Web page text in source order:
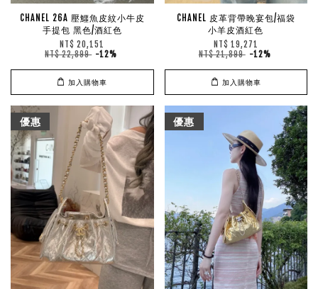
CHANEL 26A 壓鱷魚皮紋小牛皮
手提包 黑色/酒紅色
NT$ 20,151
NT$ 22,899 -12%
加入購物車
CHANEL 皮革背帶晚宴包/福袋
小羊皮酒紅色
NT$ 19,271
NT$ 21,899 -12%
加入購物車
優惠 優惠